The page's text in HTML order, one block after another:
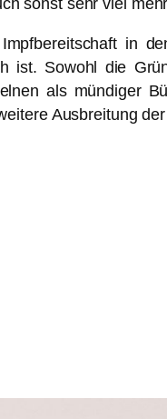
in
ist. Sowohl die
als mündiger
Ausbreitung